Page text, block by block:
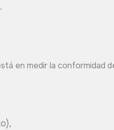
en medir la conformidad